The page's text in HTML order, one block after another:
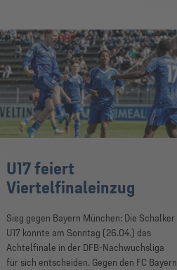
U17 feiert
Viertelfinaleinzug
Sieg gegen Bayern München: Die Schalker
U17 konnte am Sonntag (26.04.) das
Achtelfinale in der DFB-Nachwuchsliga
für sich entscheiden. Gegen den FC Bayern